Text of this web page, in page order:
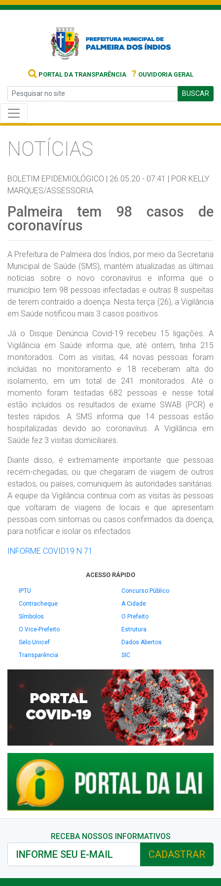
PORTAL DA TRANSPARÊNCIA ? OUVIDORIA GERAL
BUSCAR
NOTÍCIAS
BOLETIM EPIDEMIOLÓGICO | 26.05.20 - 07:41 | POR KELLY
MARQUES/ASSESSORIA
Palmeira tem 98 casos de
coronavírus
A Prefeitura de Palmeira dos Índios, por meio da Secretaria
Municipal de Saúde (SMS), mantém atualizadas as últimas
notícias sobre o novo coronavírus e informa que o
município tem 98 pessoas infectadas e outras 8 suspeitas
de terem contraído a doença. Nesta terça (26), a Vigilância
em Saúde notificou mais 3 casos positivos.
Já o Disque Denúncia Covid-19 recebeu 15 ligações. A
Vigilância em Saúde informa que, até ontem, tinha 215
monitorados. Com as visitas, 44 novas pessoas foram
incluídas no monitoramento e 18 receberam alta do
isolamento, em um total de 241 monitorados. Até o
momento foram testadas 682 pessoas e nesse total
estão incluídos os resultados de exame SWAB (PCR) e
testes rápidos. A SMS informa que 14 pessoas estão
hospitalizadas devido ao coronavírus. A Vigilância em
Saúde fez 3 visitas domiciliares.
Diante disso, é extremamente importante que pessoas
recém-chegadas, ou que chegaram de viagem de outros
estados, ou países, comuniquem às autoridades sanitárias.
A equipe da Vigilância continua com as visitas às pessoas
que voltaram de viagens de locais e que apresentam
pessoas com sintomas ou casos confirmados da doença,
para notificar e isolar os infectados.
INFORME COVID19 N 71
ACESSO RÁPIDO
IPTU
Concurso Público
Contracheque
A Cidade
Símbolos
O Prefeito
O Vice-Prefeito
Estrutura
Selo Unicef
Dados Abertos
Transparência
SIC
RECEBA NOSSOS INFORMATIVOS
CADASTRAR